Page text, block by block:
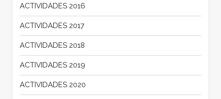
ACTIVIDADES 2016
ACTIVIDADES 2017
ACTIVIDADES 2018
ACTIVIDADES 2019
ACTIVIDADES 2020